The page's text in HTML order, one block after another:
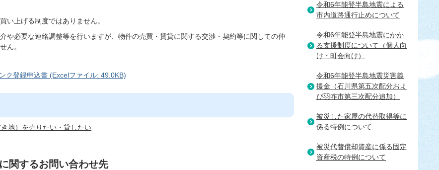
い上げる制度ではありません。
や必要な連絡調整等を行いますが、物件の売買・賃貸に関する交渉・契約等に関しての仲
ん。
ク登録申込書 (Excelファイル: 49.0KB)
地）を売りたい・貸したい
関するお問い合わせ先
令和6年能登半島地震による
市内道路通行止めについて
令和6年能登半島地震にかか
る支援制度について（個人向
け・町会向け）
令和6年能登半島地震災害義
援金（石川県第五次配分およ
び羽咋市第三次配分追加）
被災した家屋の代替取得等に
係る特例について
被災代替償却資産に係る固定
資産税の特例について